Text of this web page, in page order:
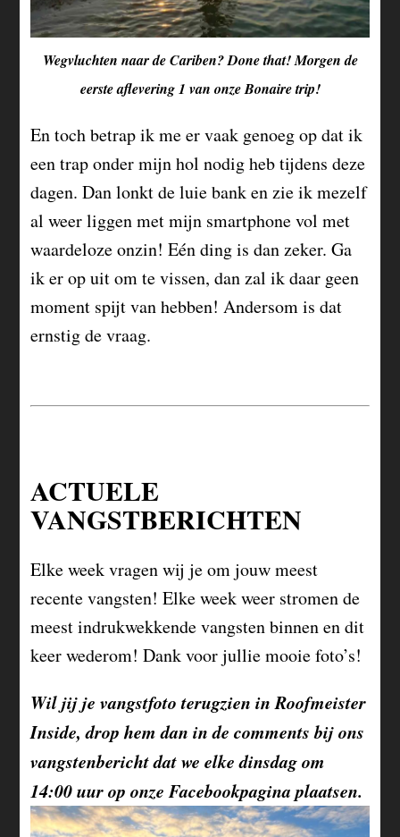
Wegvluchten naar de Cariben? Done that! Morgen de
eerste aflevering 1 van onze Bonaire trip!
En toch betrap ik me er vaak genoeg op dat ik
een trap onder mijn hol nodig heb tijdens deze
dagen. Dan lonkt de luie bank en zie ik mezelf
al weer liggen met mijn smartphone vol met
waardeloze onzin! Eén ding is dan zeker. Ga
ik er op uit om te vissen, dan zal ik daar geen
moment spijt van hebben! Andersom is dat
ernstig de vraag.
ACTUELE
VANGSTBERICHTEN
Elke week vragen wij je om jouw meest
recente vangsten! Elke week weer stromen de
meest indrukwekkende vangsten binnen en dit
keer wederom! Dank voor jullie mooie foto’s!
Wil jij je vangstfoto terugzien in Roofmeister
Inside, drop hem dan in de comments bij ons
vangstenbericht dat we elke dinsdag om
14:00 uur op onze Facebookpagina plaatsen.